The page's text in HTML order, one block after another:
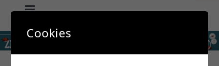
Toggle
Navigation
GŁÓWNA
Cookies